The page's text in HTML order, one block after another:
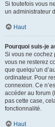
Si toutefois vous
un administrateur
Haut
Pourquoi suis-je
Si vous ne cochez
vous ne resterez
que quelqu’un
ordinateur. Pour
connexion. Ce
accéder au forum
pas cette case,
fonctionnalité.
Haut